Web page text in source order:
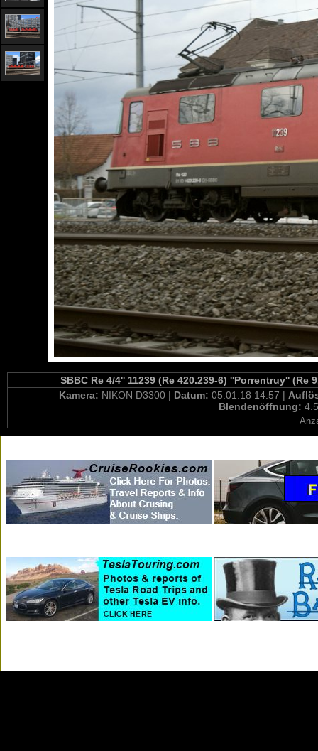
SBBC Re 4/4'' 11239 (Re 420.239-6) ''Porrentruy'' (Re
Kamera: NIKON D3300 | Datum: 05.01.18 14:57 |
Blendenöffnung: